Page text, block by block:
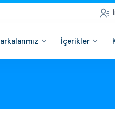
İçerikler